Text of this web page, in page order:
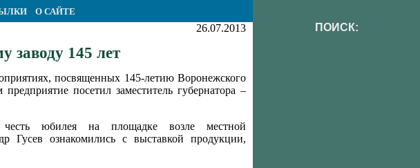
О САЙТЕ
26.07.2013
заводу 145 лет
посвященных 145-летию Воронежского
посетил заместитель губернатора –
честь юбилея на площадке возле местной
Гусев ознакомились с выставкой продукции,
ПОИСК: